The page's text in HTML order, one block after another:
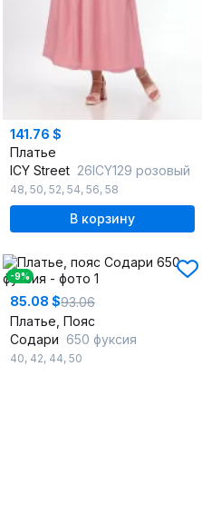
141.76 $
Платье
ICY Street 26ICY129 розовый
48, 50, 52, 54, 56, 58
В корзину
-9%
85.08 $93.06
Платье, Пояс
Содари 650 фуксия
40, 42, 44, 50